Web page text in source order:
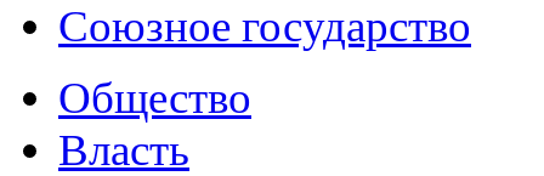
Союзное государство
Общество
Власть